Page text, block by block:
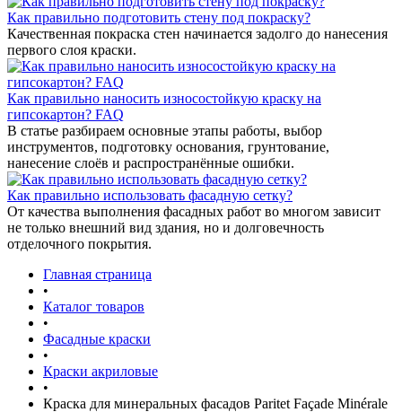
Как правильно подготовить стену под покраску?
Качественная покраска стен начинается задолго до нанесения
первого слоя краски.
Как правильно наносить износостойкую краску на
гипсокартон? FAQ
В статье разбираем основные этапы работы, выбор
инструментов, подготовку основания, грунтование,
нанесение слоёв и распространённые ошибки.
Как правильно использовать фасадную сетку?
От качества выполнения фасадных работ во многом зависит
не только внешний вид здания, но и долговечность
отделочного покрытия.
Главная страница
•
Каталог товаров
•
Фасадные краски
•
Краски акриловые
•
Краска для минеральных фасадов Paritet Façade Minérale